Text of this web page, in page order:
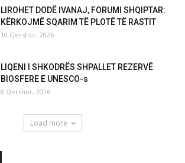
LIROHET DODË IVANAJ, FORUMI SHQIPTAR:
KËRKOJMË SQARIM TË PLOTË TË RASTIT
10 Qershor, 2026
LIQENI I SHKODRËS SHPALLET REZERVË
BIOSFERE E UNESCO-s
8 Qershor, 2026
Load more